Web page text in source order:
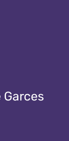
Garces